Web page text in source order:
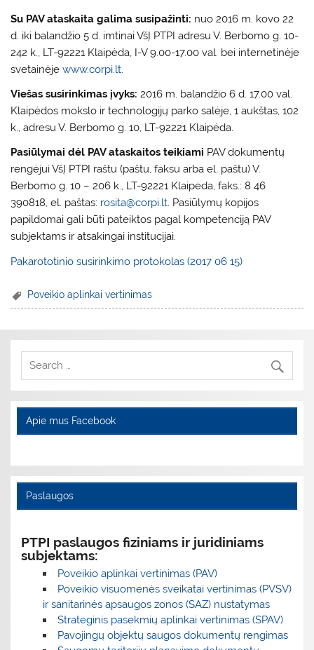
Su PAV ataskaita galima susipažinti: nuo 2016 m. kovo 22
d. iki balandžio 5 d. imtinai VšĮ PTPI adresu V. Berbomo g. 10-
242 k., LT-92221 Klaipėda, I-V 9.00-17.00 val. bei internetinėje
svetainėjewww.corpi.lt
Viešas susirinkimas įvyks: 2016 m. balandžio 6 d. 17.00 val.
Klaipėdos mokslo ir technologijų parko salėje, 1 aukštas, 102
k., adresu V. Berbomo g. 10, LT-92221 Klaipėda.
Pasiūlymai dėl PAV ataskaitos teikiami PAV dokumentų
rengėjui VšĮ PTPI raštu (paštu, faksu arba el. paštu) V.
Berbomo g. 10 – 206 k., LT-92221 Klaipėda, faks.: 8 46
390818, el. paštas: rosita@corpi.lt. Pasiūlymų kopijos
papildomai gali būti pateiktos pagal kompetenciją PAV
subjektams ir atsakingai institucijai.
Pakarototinio susirinkimo protokolas (2017 06 15)
Poveikio aplinkai vertinimas
Apie mus Facebook
Paslaugos
PTPI paslaugos fiziniams ir juridiniams
subjektams:
Poveikio aplinkai vertinimas (PAV)
Poveikio visuomenės sveikatai vertinimas (PVSV)
ir sanitarinės apsaugos zonos (SAZ) nustatymas
Strateginis pasekmių aplinkai vertinimas (SPAV)
Pavojingų objektų saugos dokumentų rengimas